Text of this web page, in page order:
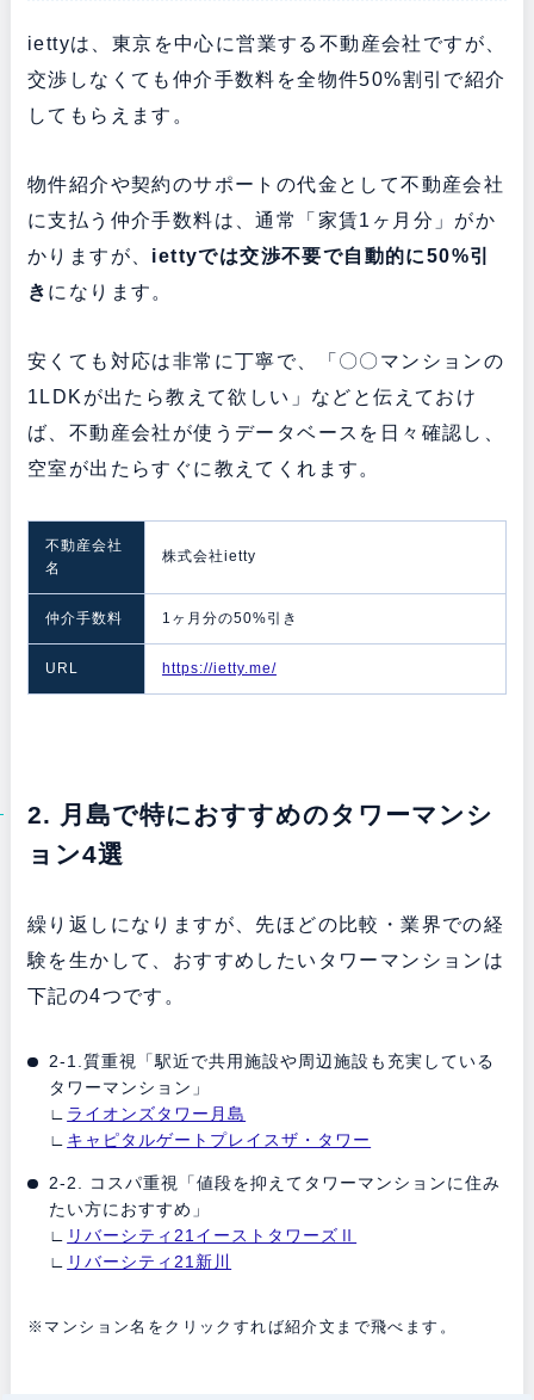
iettyは、東京を中心に営業する不動産会社ですが、
交渉しなくても仲介手数料を全物件50%割引で紹介
してもらえます。
物件紹介や契約のサポートの代金として不動産会社
に支払う仲介手数料は、通常「家賃1ヶ月分」がか
かりますが、 iettyでは交渉不要で自動的に50%引
き になります。
安くても対応は非常に丁寧で、「〇〇マンションの
1LDKが出たら教えて欲しい」などと伝えておけ
ば、不動産会社が使うデータベースを日々確認し、
空室が出たらすぐに教えてくれます。
不動産会社
名
株式会社ietty
仲介手数料 1ヶ月分の50%引き
URL https://ietty.me/
2. 月島で特におすすめのタワーマンシ
ョン4選
繰り返しになりますが、先ほどの比較・業界での経
験を生かして、おすすめしたいタワーマンションは
下記の4つです。
2-1.質重視「駅近で共用施設や周辺施設も充実している
タワーマンション」
∟ ライオンズタワー月島
∟ キャピタルゲートプレイスザ・タワー
2-2. コスパ重視「値段を抑えてタワーマンションに住み
たい方におすすめ」
∟
リバーシティ21イーストタワーズⅡ
∟
リバーシティ21新川
※マンション名をクリックすれば紹介文まで飛べます。